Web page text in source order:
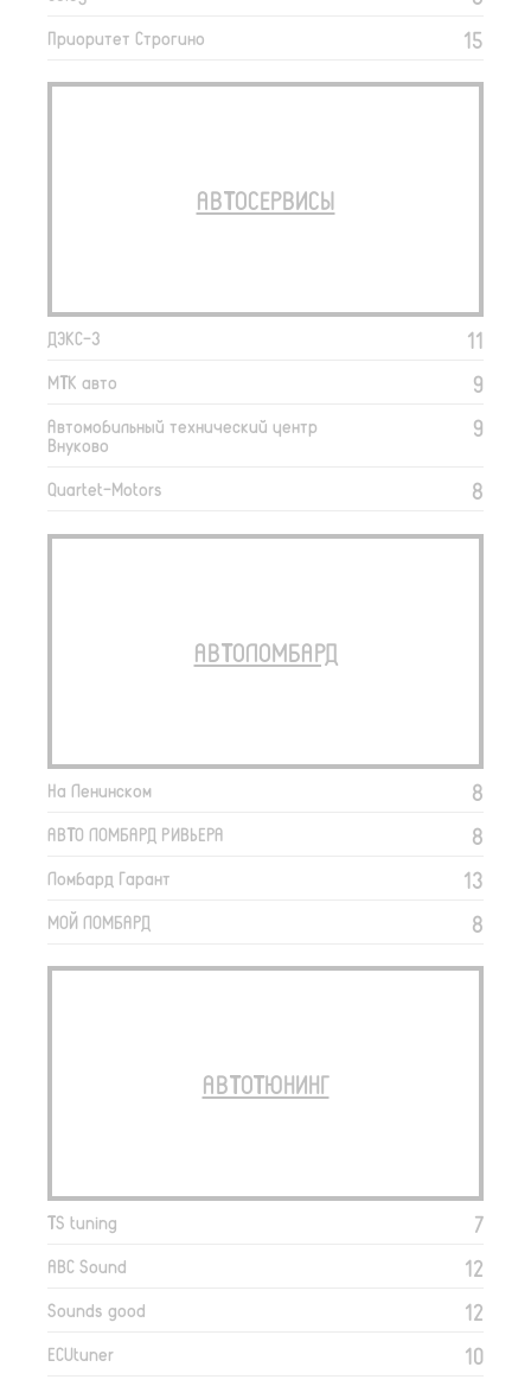
15
Приоритет Строгино
АВТОСЕРВИСЫ
11
ДЭКС-3
9
МТК авто
9
Автомобильный технический центр
Внуково
8
Quartet-Motors
АВТОЛОМБАРД
8
На Ленинском
8
АВТО ЛОМБАРД РИВЬЕРА
13
Ломбард Гарант
8
МОЙ ЛОМБАРД
АВТОТЮНИНГ
7
TS tuning
12
ABC Sound
12
Sounds good
10
ECUtuner